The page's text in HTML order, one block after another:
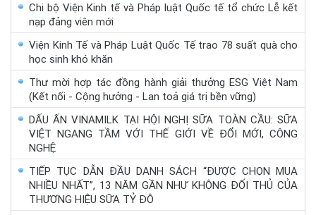
Chi bộ Viện Kinh tế và Pháp luật Quốc tế tổ chức Lễ kết
nạp đảng viên mới
Viện Kinh Tế và Pháp Luật Quốc Tế trao 78 suất quà cho
học sinh khó khăn
Thư mời hợp tác đồng hành giải thưởng ESG Việt Nam
(Kết nối - Cộng hưởng - Lan toả giá trị bền vững)
DẤU ẤN VINAMILK TẠI HỘI NGHỊ SỮA TOÀN CẦU: SỮA
VIỆT NGANG TẦM VỚI THẾ GIỚI VỀ ĐỔI MỚI, CÔNG
NGHỆ
TIẾP TỤC DẪN ĐẦU DANH SÁCH “ĐƯỢC CHỌN MUA
NHIỀU NHẤT”, 13 NĂM GẦN NHƯ KHÔNG ĐỐI THỦ CỦA
THƯƠNG HIỆU SỮA TỶ ĐÔ